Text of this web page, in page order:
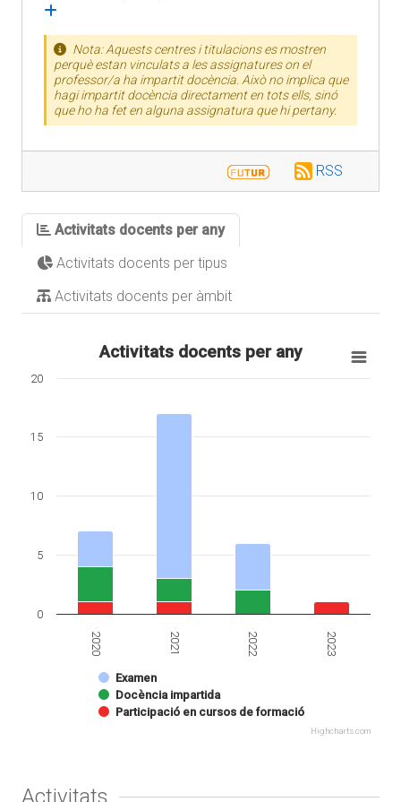
Nota: Aquests centres i titulacions es mostren
perquè estan vinculats a les assignatures on el
professor/a ha impartit docència. Això no implica que
hagi impartit docència directament en tots ells, sinó
que ho ha fet en alguna assignatura que hi pertany.
RSS
Activitats docents per any
Activitats docents per tipus
Activitats docents per àmbit
Activitats docents per any
Examen
Docència impartida
Participació en cursos de formació
2020 2021 2022 2023
0
5
10
15
20
Highcharts.com
Activitats